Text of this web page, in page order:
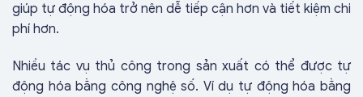
giúp tự động hóa trở nên dễ tiếp cận hơn và tiết kiệm chi
phí hơn.
Nhiều tác vụ thủ công trong sản xuất có thể được tự
động hóa bằng công nghệ số. Ví dụ tự động hóa bằng